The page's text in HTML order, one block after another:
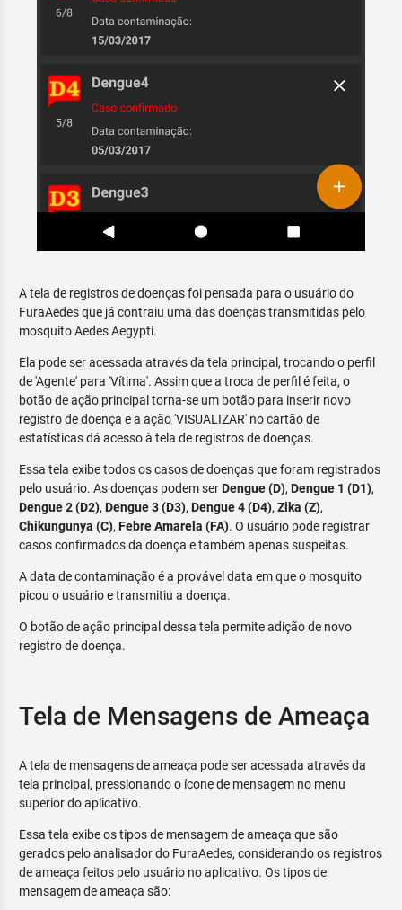
A tela de registros de doenças foi pensada para o usuário do
FuraAedes que já contraiu uma das doenças transmitidas pelo
mosquito Aedes Aegypti.
Ela pode ser acessada através da tela principal, trocando o perfil
de 'Agente' para 'Vítima'. Assim que a troca de perfil é feita, o
botão de ação principal torna-se um botão para inserir novo
registro de doença e a ação 'VISUALIZAR' no cartão de
estatísticas dá acesso à tela de registros de doenças.
Essa tela exibe todos os casos de doenças que foram registrados
pelo usuário. As doenças podem serDengue (D), Dengue 1 (D1),
Dengue 2 (D2), Dengue 3 (D3), Dengue 4 (D4), Zika (Z),
Chikungunya (C), Febre Amarela (FA). O usuário pode registrar
casos confirmados da doença e também apenas suspeitas.
A data de contaminação é a provável data em que o mosquito
picou o usuário e transmitiu a doença.
O botão de ação principal dessa tela permite adição de novo
registro de doença.
Tela de Mensagens de Ameaça
A tela de mensagens de ameaça pode ser acessada através da
tela principal, pressionando o ícone de mensagem no menu
superior do aplicativo.
Essa tela exibe os tipos de mensagem de ameaça que são
gerados pelo analisador do FuraAedes, considerando os registros
de ameaça feitos pelo usuário no aplicativo. Os tipos de
mensagem de ameaça são: